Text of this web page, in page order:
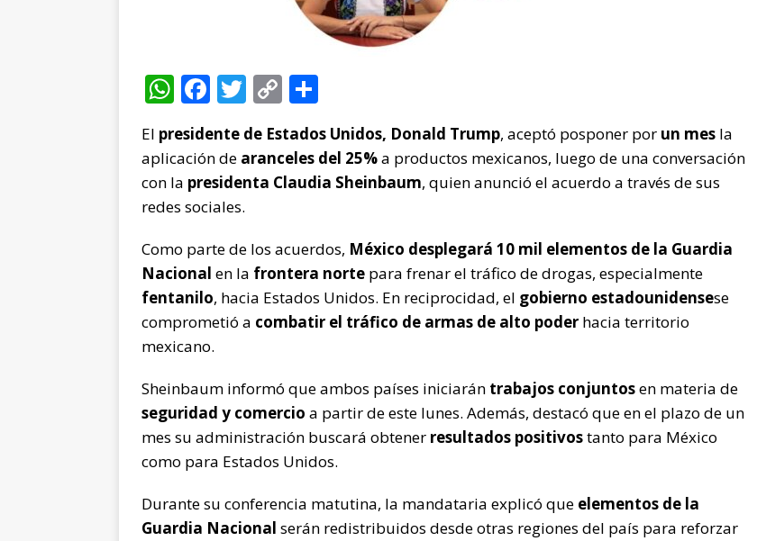
W
h
at
s
A
p
F
c
e
b
o
k
T
w
it
te
C
p
y
k
o
m
p
r
El presidente de Estados Unidos, Donald Trump, aceptó posponer por un mes la
aplicación de aranceles del 25%a productos mexicanos, luego de una conversación
con la presidenta Claudia Sheinbaum, quien anunció el acuerdo a través de sus
redes sociales.
Como parte de los acuerdos, México desplegará 10 mil elementos de la Guardia
Nacional en la frontera norte para frenar el tráfico de drogas, especialmente
fentanilo, hacia Estados Unidos. En reciprocidad, el gobierno estadounidensese
comprometió a combatir el tráfico de armas de alto poder hacia territorio
mexicano.
Sheinbaum informó que ambos países iniciarán trabajos conjuntosen materia de
seguridad y comercio a partir de este lunes. Además, destacó que en el plazo de un
mes su administración buscará obtener resultados positivostanto para México
como para Estados Unidos.
Durante su conferencia matutina, la mandataria explicó que elementos de la
Guardia Nacional serán redistribuidos desde otras regiones del país para reforzar